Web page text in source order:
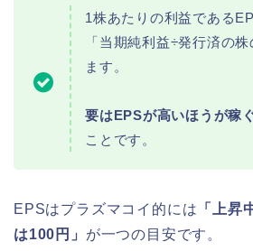
1株あたりの利益である
「当期純利益÷発行済の
ます。
要はEPSが高いほうが稼
ことです。
EPSはプラズマコイ的には 「上昇
は100円」 が一つの目安です。